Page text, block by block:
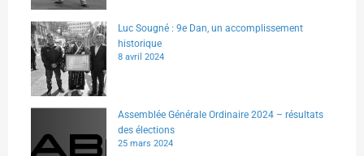
Luc Sougné : 9e Dan, un accomplissement
historique
8 avril 2024
Assemblée Générale Ordinaire 2024 – résultats
des élections
25 mars 2024